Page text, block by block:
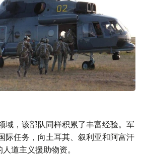
域，该部队同样积累了丰富经验。军
际任务，向土耳其、叙利亚和阿富汗
道主义援助物资。